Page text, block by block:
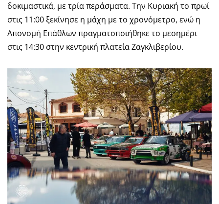
δοκιμαστικά, με τρία περάσματα. Την Κυριακή το πρωί
στις 11:00 ξεκίνησε η μάχη με το χρονόμετρο, ενώ η
Απονομή Επάθλων πραγματοποιήθηκε το μεσημέρι
στις 14:30 στην κεντρική πλατεία Ζαγκλιβερίου.